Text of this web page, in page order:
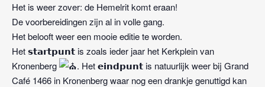
Het is weer zover: de Hemelrit komt eraan!
De voorbereidingen zijn al in volle gang.
Het belooft weer een mooie editie te worden.
Het 𝘀𝘁𝗮𝗿𝘁𝗽𝘂𝗻𝘁 is zoals ieder jaar het Kerkplein van
Kronenberg
. Het 𝗲𝗶𝗻𝗱𝗽𝘂𝗻𝘁 is natuurlijk weer bij Grand
Café 1466 in Kronenberg waar nog een drankje genuttigd kan